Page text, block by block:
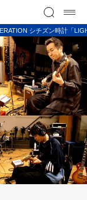
シチズン時計「